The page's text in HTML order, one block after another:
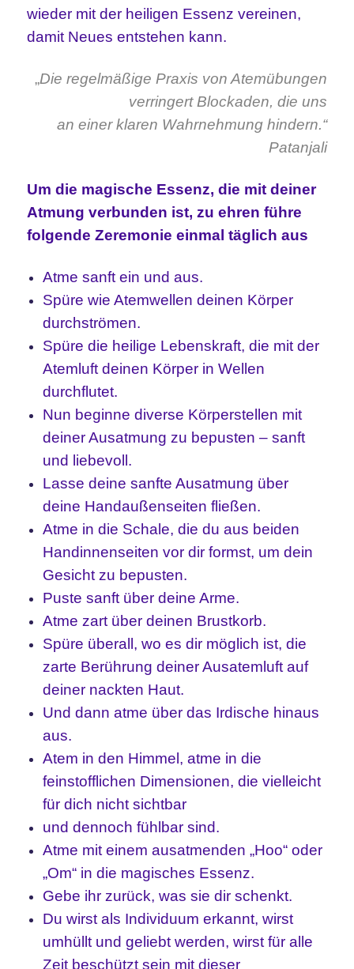
wieder mit der heiligen Essenz vereinen,
damit Neues entstehen kann.
„Die regelmäßige Praxis von Atemübungen
verringert Blockaden, die uns
an einer klaren Wahrnehmung hindern.“
Patanjali
Um die magische Essenz, die mit deiner
Atmung verbunden ist, zu ehren führe
folgende Zeremonie einmal täglich aus
Atme sanft ein und aus.
Spüre wie Atemwellen deinen Körper
durchströmen.
Spüre die heilige Lebenskraft, die mit der
Atemluft deinen Körper in Wellen
durchflutet.
Nun beginne diverse Körperstellen mit
deiner Ausatmung zu bepusten – sanft
und liebevoll.
Lasse deine sanfte Ausatmung über
deine Handaußenseiten fließen.
Atme in die Schale, die du aus beiden
Handinnenseiten vor dir formst, um dein
Gesicht zu bepusten.
Puste sanft über deine Arme.
Atme zart über deinen Brustkorb.
Spüre überall, wo es dir möglich ist, die
zarte Berührung deiner Ausatemluft auf
deiner nackten Haut.
Und dann atme über das Irdische hinaus
aus.
Atem in den Himmel, atme in die
feinstofflichen Dimensionen, die vielleicht
für dich nicht sichtbar
und dennoch fühlbar sind.
Atme mit einem ausatmenden „Hoo“ oder
„Om“ in die magisches Essenz.
Gebe ihr zurück, was sie dir schenkt.
Du wirst als Individuum erkannt, wirst
umhüllt und geliebt werden, wirst für alle
Zeit beschützt sein mit dieser